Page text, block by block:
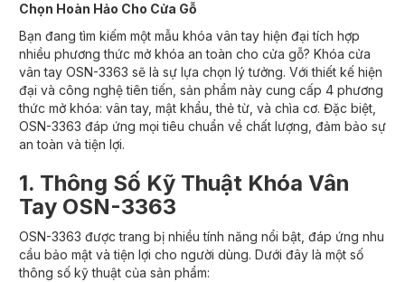
Chọn Hoàn Hảo Cho Cửa Gỗ
Bạn đang tìm kiếm một mẫu khóa vân tay hiện đại tích hợp
nhiều phương thức mở khóa an toàn cho cửa gỗ? Khóa cửa
vân tay OSN-3363 sẽ là sự lựa chọn lý tưởng. Với thiết kế hiện
đại và công nghệ tiên tiến, sản phẩm này cung cấp 4 phương
thức mở khóa: vân tay, mật khẩu, thẻ từ, và chìa cơ. Đặc biệt,
OSN-3363 đáp ứng mọi tiêu chuẩn về chất lượng, đảm bảo sự
an toàn và tiện lợi.
1. Thông Số Kỹ Thuật Khóa Vân
Tay OSN-3363
OSN-3363 được trang bị nhiều tính năng nổi bật, đáp ứng nhu
cầu bảo mật và tiện lợi cho người dùng. Dưới đây là một số
thông số kỹ thuật của sản phẩm: